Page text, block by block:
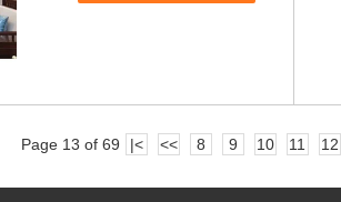
Page 13 of 69 |< << 8 9 10 11 12